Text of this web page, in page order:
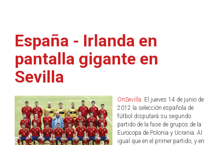
España - Irlanda en
pantalla gigante en
Sevilla
OnSevilla. El jueves 14 de junio de
2012 la selección española de
fútbol disputará su segundo
partido de la fase de grupos de la
Eurocopa de Polonia y Ucrania. Al
igual que en el primer partido, y en